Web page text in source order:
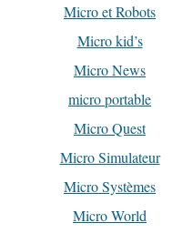
Micro et Robots
Micro kid’s
Micro News
micro portable
Micro Quest
Micro Simulateur
Micro Systèmes
Micro World